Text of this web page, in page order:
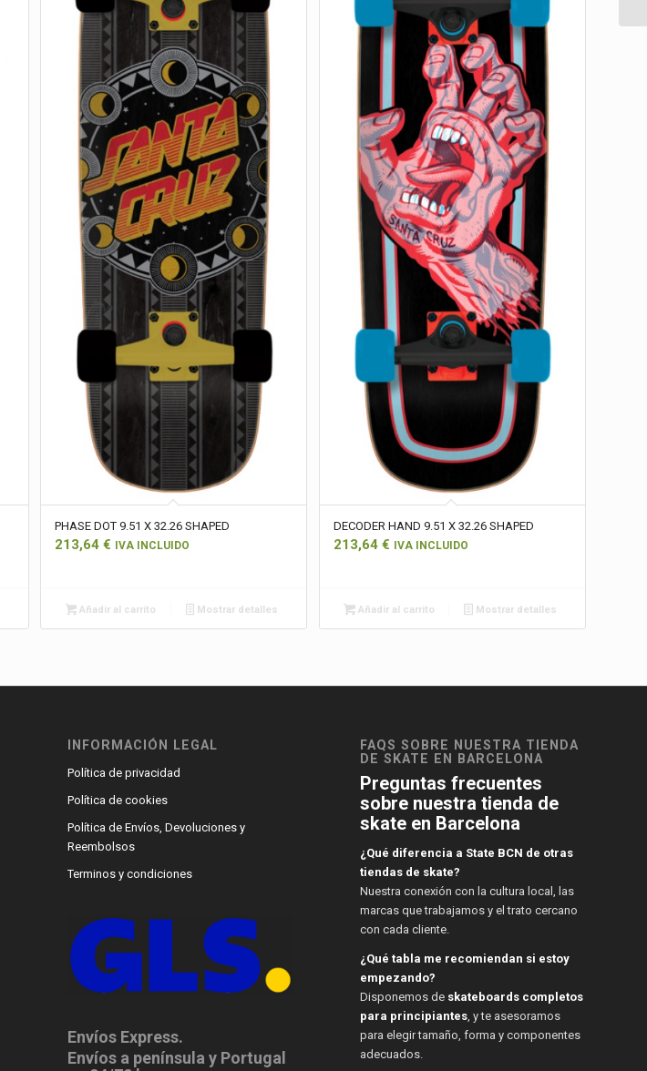
PHASE DOT 9.51 X 32.26 SHAPED
213,64€ IVA INCLUIDO
Añadir al carrito Mostrar detalles
DECODER HAND 9.51 X 32.26 SHAPED
213,64 € IVA INCLUIDO
Añadir al carrito Mostrar detalles
INFORMACIÓN LEGAL
Política de privacidad
Política de cookies
Política de Envíos, Devoluciones y
Reembolsos
Terminos y condiciones
Envíos Express.
Envíos a península y Portugal
FAQS SOBRE NUESTRA TIENDA
DE SKATE EN BARCELONA
Preguntas frecuentes
sobre nuestra tienda de
skate en Barcelona
¿Qué diferencia a State BCN de otras
tiendas de skate?
Nuestra conexión con la cultura local, las
marcas que trabajamos y el trato cercano
con cada cliente.
¿Qué tabla me recomiendan si estoy
empezando?
Disponemos de skateboards completos
para principiantes, y te asesoramos
para elegir tamaño, forma y componentes
adecuados.